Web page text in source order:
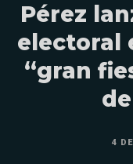
Pérez
electoral
“gran
4